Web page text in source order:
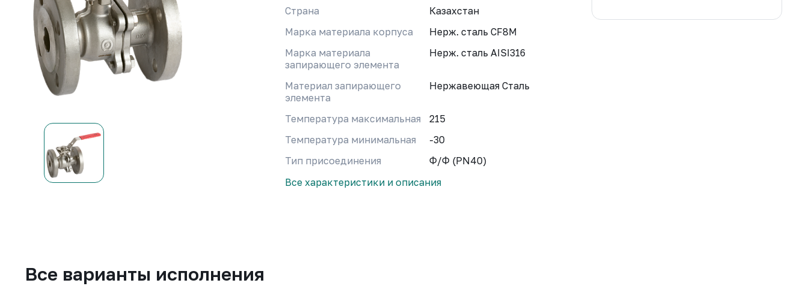
Страна
Казахстан
Марка материала корпуса
Нерж. сталь CF8M
Марка материала
запирающего элемента
Нерж. сталь AISI316
Материал запирающего
элемента
Нержавеющая Сталь
Температура максимальная
215
Температура минимальная
-30
Тип присоединения
Ф/Ф (PN40)
Все характеристики и описания
Все варианты исполнения